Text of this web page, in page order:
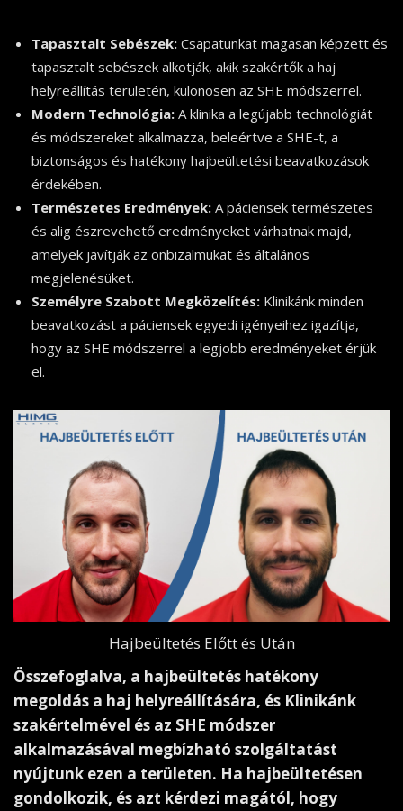
Tapasztalt Sebészek: Csapatunkat magasan képzett és
tapasztalt sebészek alkotják, akik szakértők a haj
helyreállítás területén, különösen az SHE módszerrel.
Modern Technológia: A klinika a legújabb technológiát
és módszereket alkalmazza, beleértve a SHE-t, a
biztonságos és hatékony hajbeültetési beavatkozások
érdekében.
Természetes Eredmények: A páciensek természetes
és alig észrevehető eredményeket várhatnak majd,
amelyek javítják az önbizalmukat és általános
megjelenésüket.
Személyre Szabott Megközelítés: Klinikánk minden
beavatkozást a páciensek egyedi igényeihez igazítja,
hogy az SHE módszerrel a legjobb eredményeket érjük
el.
Hajbeültetés Előtt és Után
Összefoglalva, a hajbeültetés hatékony
megoldás a haj helyreállítására, és Klinikánk
szakértelmével és az SHE módszer
alkalmazásával megbízható szolgáltatást
nyújtunk ezen a területen. Ha hajbeültetésen
gondolkozik, és azt kérdezi magától, hogy